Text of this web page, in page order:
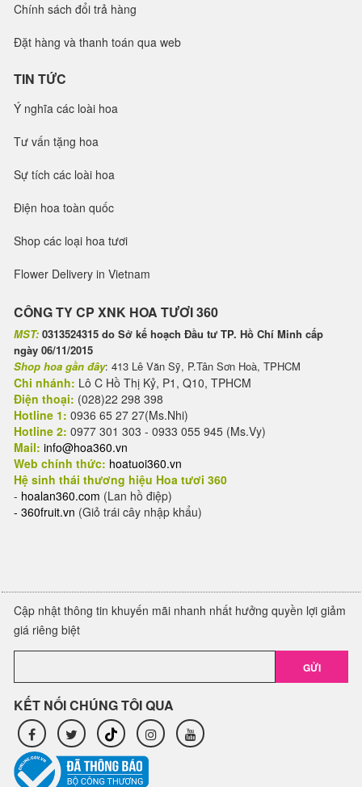
Chính sách đổi trả hàng
Đặt hàng và thanh toán qua web
TIN TỨC
Ý nghĩa các loài hoa
Tư vấn tặng hoa
Sự tích các loài hoa
Điện hoa toàn quốc
Shop các loại hoa tươi
Flower Delivery in Vietnam
CÔNG TY CP XNK HOA TƯƠI 360
MST: 0313524315 do Sở kế hoạch Đầu tư TP. Hồ Chí Minh cấp
ngày 06/11/2015
Shop hoa gần đây: 413 Lê Văn Sỹ, P.Tân Sơn Hoà, TPHCM
Chi nhánh: Lô C Hồ Thị Kỷ, P1, Q10, TPHCM
Điện thoại: (028)22 298 398
Hotline 1: 0936 65 27 27(Ms.Nhi)
Hotline 2: 0977 301 303 - 0933 055 945 (Ms.Vy)
Mail: info@hoa360.vn
Web chính thức: hoatuoi360.vn
Hệ sinh thái thương hiệu Hoa tươi 360
- hoalan360.com (Lan hồ điệp)
- 360fruit.vn (Giỏ trái cây nhập khẩu)
Cập nhật thông tin khuyến mãi nhanh nhất hưởng quyền lợi giảm
giá riêng biệt
GỬI
KẾT NỐI CHÚNG TÔI QUA